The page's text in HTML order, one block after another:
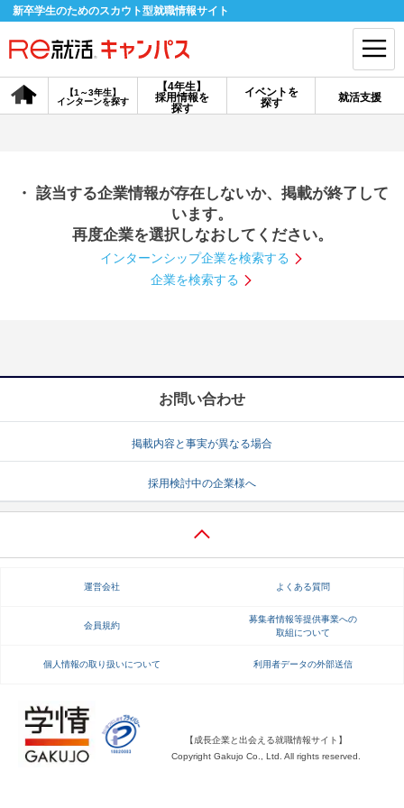
新卒学生のためのスカウト型就職情報サイト
【4年生】
採用情報を
探す
【1～3年生】
インターンを探す
イベントを
探す
就活支援
会員登録 ログイン
探す
【4年生】
説明会を探す
インターンを探す
就活ノウハウ・サポート
就活支援
就活ノウハウが満載！ お役立ち記事・相談室など
適職診断 就活チャンネル
・ 該当する企業情報が存在しないか、掲載が終了して
います。
再度企業を選択しなおしてください。
インターンシップ企業を検索する
企業を検索する
お問い合わせ
掲載内容と事実が異なる場合
採用検討中の企業様へ
運営会社 よくある質問
会員規約
募集者情報等提供事業への
取組について
個人情報の取り扱いについて 利用者データの外部送信
【成長企業と出会える就職情報サイト】
Copyright Gakujo Co., Ltd. All rights reserved.